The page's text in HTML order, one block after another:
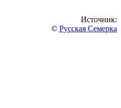
Источник:
© Русская Семерка